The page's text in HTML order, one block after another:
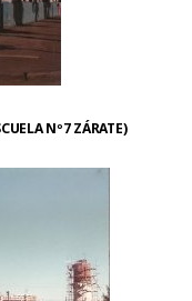
Nº7 ZÁRATE)